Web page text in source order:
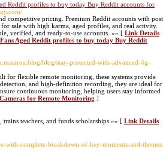
Reddit profiles to buy today Buy Reddit accounts for
competitive pricing. Premium Reddit accounts with post
sale with high karma, aged profiles, and real activity.
verified, and ready-to-use accounts. »» [ Link Details
Aged Reddit profiles to buy today Buy Reddit
blog/stay-protected-with-advanced-4g-
for flexible remote monitoring, these systems provide
and high-definition recording, they are ideal for
continuous monitoring, helping users stay informed
for Remote Monitoring ]
teachers, and funds scholarships »» [ Link Details
with-complete-breakdown-of-key-moments-and-